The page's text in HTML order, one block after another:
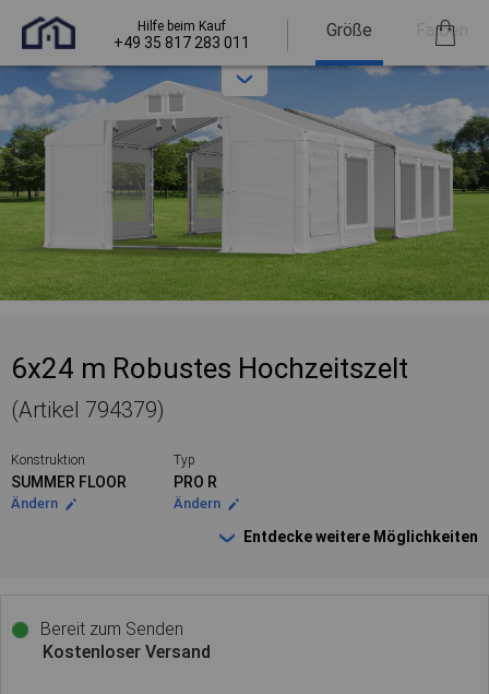
Hilfe beim Kauf
+49 35 817 283 011
Größe Farben
6x24 m Robustes Hochzeitszelt
(Artikel 794379)
Konstruktion
SUMMER FLOOR
Ändern
Typ
PRO R
Ändern
Entdecke weitere Möglichkeiten
Bereit zum Senden
Kostenloser Versand